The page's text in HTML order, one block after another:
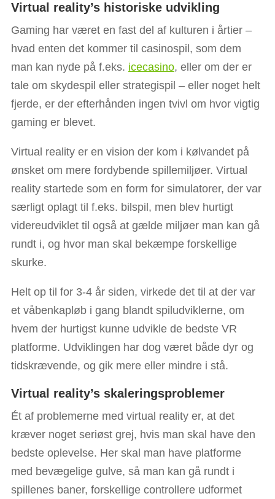
Virtual reality’s historiske udvikling
Gaming har været en fast del af kulturen i årtier –
hvad enten det kommer til casinospil, som dem
man kan nyde på f.eks. icecasino, eller om der er
tale om skydespil eller strategispil – eller noget helt
fjerde, er der efterhånden ingen tvivl om hvor vigtig
gaming er blevet.
Virtual reality er en vision der kom i kølvandet på
ønsket om mere fordybende spillemiljøer. Virtual
reality startede som en form for simulatorer, der var
særligt oplagt til f.eks. bilspil, men blev hurtigt
videreudviklet til også at gælde miljøer man kan gå
rundt i, og hvor man skal bekæmpe forskellige
skurke.
Helt op til for 3-4 år siden, virkede det til at der var
et våbenkapløb i gang blandt spiludviklerne, om
hvem der hurtigst kunne udvikle de bedste VR
platforme. Udviklingen har dog været både dyr og
tidskrævende, og gik mere eller mindre i stå.
Virtual reality’s skaleringsproblemer
Ét af problemerne med virtual reality er, at det
kræver noget seriøst grej, hvis man skal have den
bedste oplevelse. Her skal man have platforme
med bevægelige gulve, så man kan gå rundt i
spillenes baner, forskellige controllere udformet